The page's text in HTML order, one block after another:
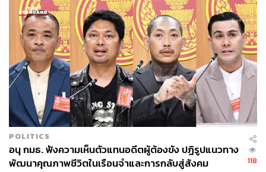
POLITICS
อนุ กมธ. ฟังความเห็นตัวแทนอดีตผู้ต้องขัง ปฏิรูปแนวทาง
พัฒนาคุณภาพชีวิตในเรือนจำและการกลับสู่สังคม
118